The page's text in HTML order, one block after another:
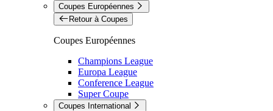
Coupes Européennes
Retour à Coupes
Coupes Européennes
Champions League
Europa League
Conference League
Super Coupe
Coupes International